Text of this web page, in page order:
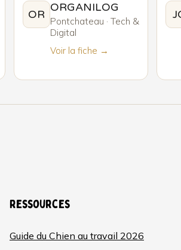
OR
ORGANILOG
Pontchateau · Tech &
Digital
Voir la fiche →
Ressources
Guide du Chien au travail 2026